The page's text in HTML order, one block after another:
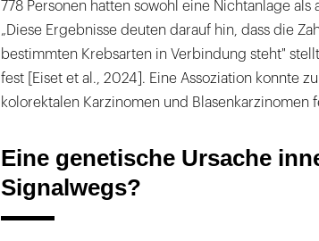
778 Personen hatten sowohl eine Nichtanlage als
„Diese Ergebnisse deuten darauf hin, dass die
bestimmten Krebsarten in Verbindung steht"
fest [Eiset et al., 2024]. Eine Assoziation konnte
kolorektalen Karzinomen und Blasenkarzinomen
Eine genetische Ursache
Signalwegs?